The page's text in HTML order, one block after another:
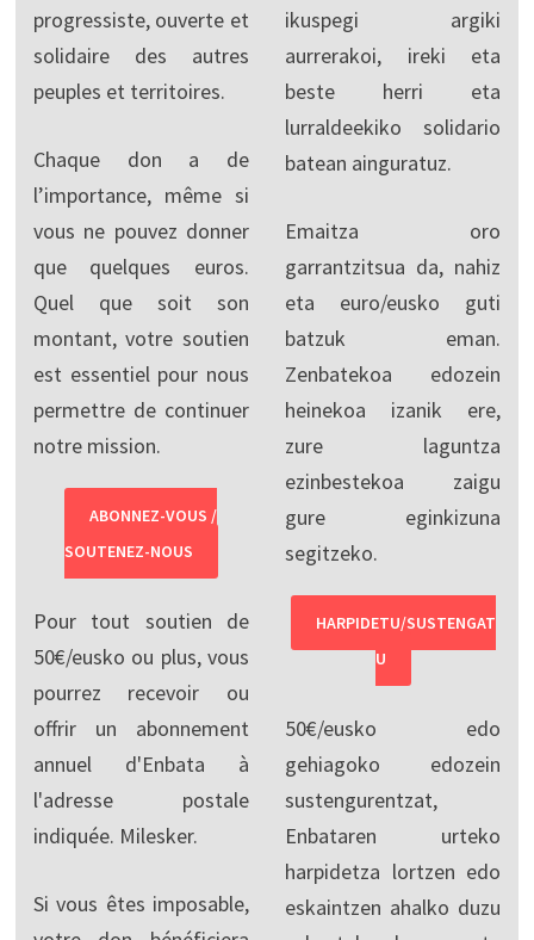
progressiste, ouverte et
solidaire des autres
peuples et territoires.
Chaque don a de
l’importance, même si
vous ne pouvez donner
que quelques euros.
Quel que soit son
montant, votre soutien
est essentiel pour nous
permettre de continuer
notre mission.
ABONNEZ-VOUS /
SOUTENEZ-NOUS
Pour tout soutien de
50€/eusko ou plus, vous
pourrez recevoir ou
offrir un abonnement
annuel d'Enbata à
l'adresse postale
indiquée. Milesker.
Si vous êtes imposable,
ikuspegi argiki
aurrerakoi, ireki eta
beste herri eta
lurraldeekiko solidario
batean ainguratuz.
Emaitza oro
garrantzitsua da, nahiz
eta euro/eusko guti
batzuk eman.
Zenbatekoa edozein
heinekoa izanik ere,
zure laguntza
ezinbestekoa zaigu
gure eginkizuna
segitzeko.
HARPIDETU/SUSTENGAT
U
50€/eusko edo
gehiagoko edozein
sustengurentzat,
Enbataren urteko
harpidetza lortzen edo
eskaintzen ahalko duzu